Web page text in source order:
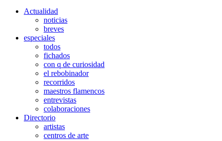
Actualidad
noticias
breves
especiales
todos
fichados
con q de curiosidad
el rebobinador
recorridos
maestros flamencos
entrevistas
colaboraciones
Directorio
artistas
centros de arte